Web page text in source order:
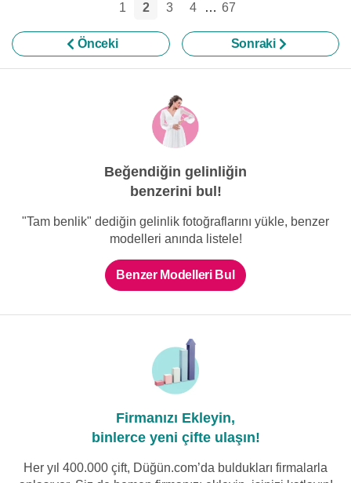
Kare Yaka Katlı Tül Prenses
Mediha Cambaz
Straplez Taş İşlemeli Prenses
120.000 TL
1 2 3 4 … 67
Önceki Sonraki
Beğendiğin gelinliğin
benzerini bul!
"Tam benlik" dediğin gelinlik fotoğraflarını yükle, benzer
modelleri anında listele!
Benzer Modelleri Bul
Firmanızı Ekleyin,
binlerce yeni çifte ulaşın!
Her yıl 400.000 çift, Düğün.com’da buldukları firmalarla